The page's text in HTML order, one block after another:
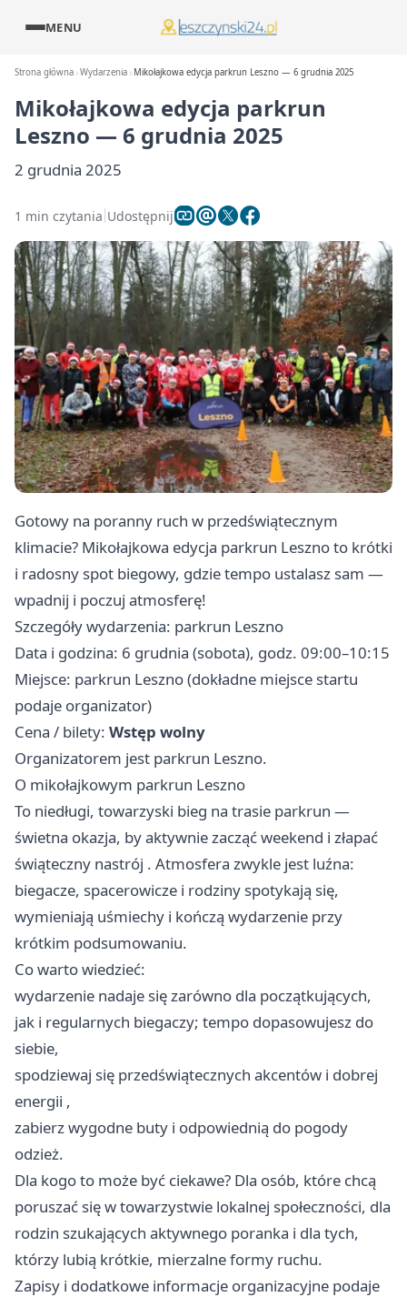
MENU
Strona główna Wydarzenia Mikołajkowa edycja parkrun Leszno — 6 grudnia 2025
Mikołajkowa edycja parkrun
Leszno — 6 grudnia 2025
2 grudnia 2025
1 min czytania Udostępnij
Gotowy na poranny ruch w przedświątecznym
klimacie? Mikołajkowa edycja parkrun Leszno to krótki
i radosny spot biegowy, gdzie tempo ustalasz sam —
wpadnij i poczuj atmosferę!
Szczegóły wydarzenia: parkrun Leszno
Data i godzina: 6 grudnia (sobota), godz. 09:00–10:15
Miejsce: parkrun Leszno (dokładne miejsce startu
podaje organizator)
Cena / bilety: Wstęp wolny
Organizatorem jest parkrun Leszno.
O mikołajkowym parkrun Leszno
To niedługi, towarzyski bieg na trasie parkrun —
świetna okazja, by aktywnie zacząć weekend i złapać
świąteczny nastrój ‍. Atmosfera zwykle jest luźna:
biegacze, spacerowicze i rodziny spotykają się,
wymieniają uśmiechy i kończą wydarzenie przy
krótkim podsumowaniu.
Co warto wiedzieć:
wydarzenie nadaje się zarówno dla początkujących,
jak i regularnych biegaczy; tempo dopasowujesz do
siebie,
spodziewaj się przedświątecznych akcentów i dobrej
energii ,
zabierz wygodne buty i odpowiednią do pogody
odzież.
Dla kogo to może być ciekawe? Dla osób, które chcą
poruszać się w towarzystwie lokalnej społeczności, dla
rodzin szukających aktywnego poranka i dla tych,
którzy lubią krótkie, mierzalne formy ruchu.
Zapisy i dodatkowe informacje organizacyjne podaje